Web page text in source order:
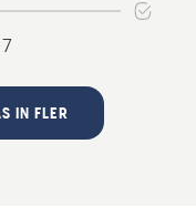
IN FLER